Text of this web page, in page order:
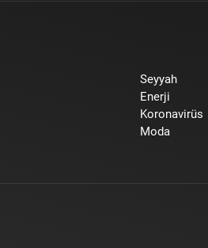
Seyyah
Enerji
Koronavirüs
Moda